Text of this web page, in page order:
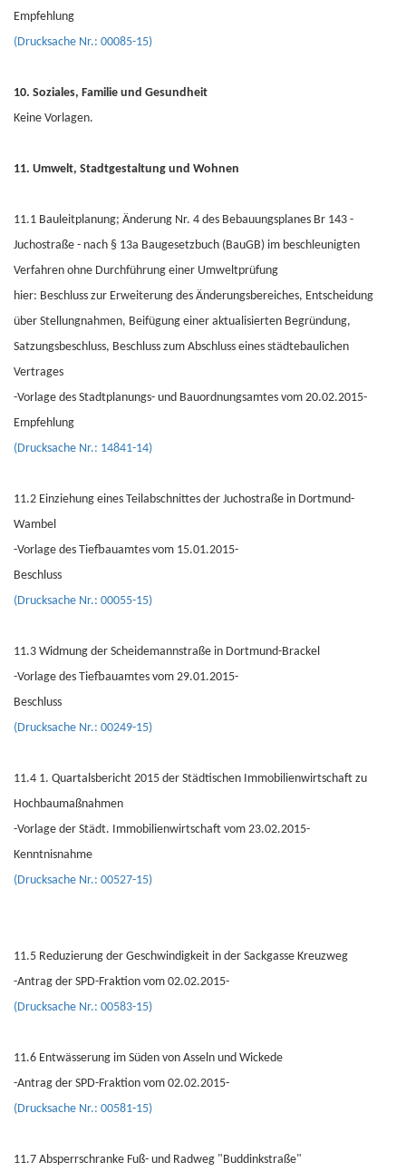
Empfehlung
(Drucksache Nr.: 00085-15)
10. Soziales, Familie und Gesundheit
Keine Vorlagen.
11. Umwelt, Stadtgestaltung und Wohnen
11.1 Bauleitplanung; Änderung Nr. 4 des Bebauungsplanes Br 143 -
Juchostraße - nach § 13a Baugesetzbuch (BauGB) im beschleunigten
Verfahren ohne Durchführung einer Umweltprüfung
hier: Beschluss zur Erweiterung des Änderungsbereiches, Entscheidung
über Stellungnahmen, Beifügung einer aktualisierten Begründung,
Satzungsbeschluss, Beschluss zum Abschluss eines städtebaulichen
Vertrages
-Vorlage des Stadtplanungs- und Bauordnungsamtes vom 20.02.2015-
Empfehlung
(Drucksache Nr.: 14841-14)
11.2 Einziehung eines Teilabschnittes der Juchostraße in Dortmund-
Wambel
-Vorlage des Tiefbauamtes vom 15.01.2015-
Beschluss
(Drucksache Nr.: 00055-15)
11.3 Widmung der Scheidemannstraße in Dortmund-Brackel
-Vorlage des Tiefbauamtes vom 29.01.2015-
Beschluss
(Drucksache Nr.: 00249-15)
11.4 1. Quartalsbericht 2015 der Städtischen Immobilienwirtschaft zu
Hochbaumaßnahmen
-Vorlage der Städt. Immobilienwirtschaft vom 23.02.2015-
Kenntnisnahme
(Drucksache Nr.: 00527-15)
11.5 Reduzierung der Geschwindigkeit in der Sackgasse Kreuzweg
-Antrag der SPD-Fraktion vom 02.02.2015-
(Drucksache Nr.: 00583-15)
11.6 Entwässerung im Süden von Asseln und Wickede
-Antrag der SPD-Fraktion vom 02.02.2015-
(Drucksache Nr.: 00581-15)
11.7 Absperrschranke Fuß- und Radweg "Buddinkstraße"